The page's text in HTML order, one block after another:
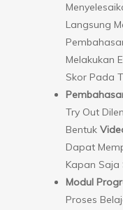
Langsung
Melakukan
Skor Pada
Try Out
Bentuk
Dapat
Kapan Saja
Modul
Proses